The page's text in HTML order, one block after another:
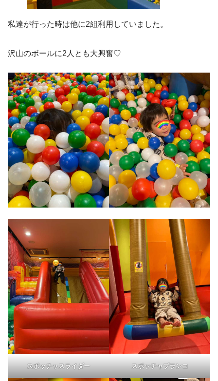
私達が行った時は他に2組利用していました。
沢山のボールに2人とも大興奮♡
スポッチャスライダー スポッチャブランコ